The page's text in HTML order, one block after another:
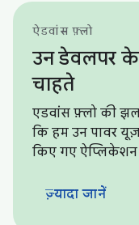
ऐडवांस फ़्लो
उन डेवलपर के
चाहते
एडवांस फ़्लो की
कि हम उन पावर
किए गए ऐप्लिकेशन
ज़्यादा जानें